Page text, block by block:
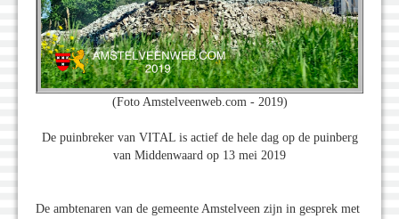
(Foto Amstelveenweb.com - 2019)
De puinbreker van VITAL is actief de hele dag op de puinberg
van Middenwaard op 13 mei 2019
De ambtenaren van de gemeente Amstelveen zijn in gesprek met